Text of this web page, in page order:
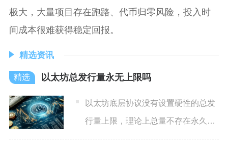
极大，大量项目存在跑路、代币归零风险，投入时
间成本很难获得稳定回报。
精选资讯
以太坊总发行量永无上限吗
以太坊底层协议没有设置硬性的总发
行量上限，理论上总量不存在永久封
顶数值，但这不代表ETH会